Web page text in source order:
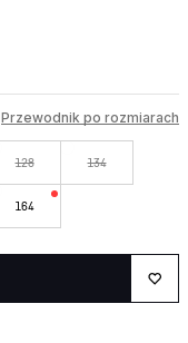
Przewodnik po rozmiarach
128 134
164